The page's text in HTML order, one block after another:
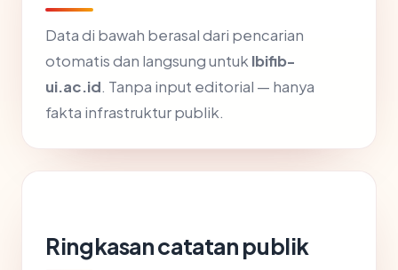
Data di bawah berasal dari pencarian
otomatis dan langsung untuklbifib-
ui.ac.id. Tanpa input editorial — hanya
fakta infrastruktur publik.
Ringkasan catatan publik